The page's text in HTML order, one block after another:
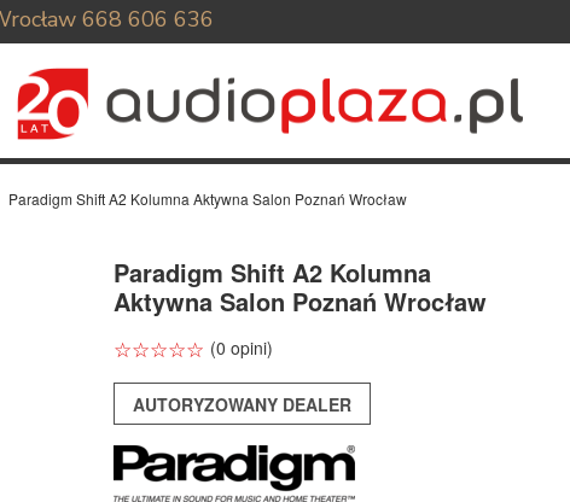
668 606 636
Paradigm Shift A2 Kolumna Aktywna Salon Poznań Wrocław
Paradigm Shift A2 Kolumna
Aktywna Salon Poznań Wrocław
☆☆☆☆☆
★★★★★ (0 opini)
AUTORYZOWANY DEALER